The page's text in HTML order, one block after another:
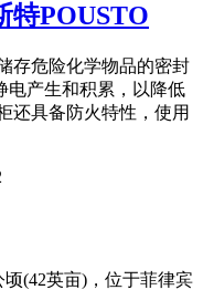
特POUSTO
存危险化学物品的密封
电产生和积累，以降低
还具备防火特性，使用
顷(42英亩)，位于菲律宾